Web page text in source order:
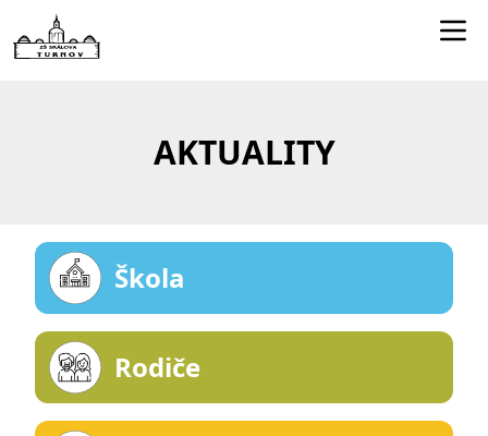
Kontakty
AKTUALITY
Škola
Rodiče